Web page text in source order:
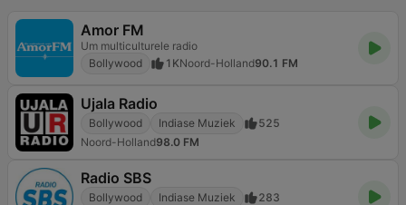
Amor FM
Um multiculturele radio
Bollywood
1KNoord-Holland90.1 FM
Ujala Radio
Bollywood Indiase Muziek
525
Noord-Holland98.0 FM
Radio SBS
Bollywood Indiase Muziek
283